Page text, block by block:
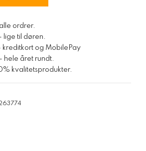
ordrer.
lige til døren.
kreditkort og MobilePay
- hele året rundt.
kvalitetsprodukter.